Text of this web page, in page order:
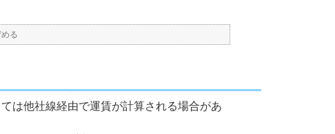
る
は他社線経由で運賃が計算される場合があ